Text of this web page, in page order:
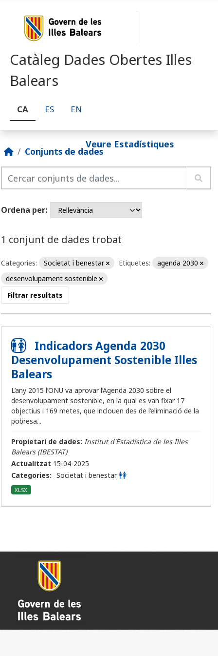
Catàleg Dades Obertes Illes
Balears
CA ES EN
Veure Estadístiques
Conjunts de dades
Ordena per
1 conjunt de dades trobat
Categories: Societat i benestar Etiquetes:
agenda 2030
desenvolupament sostenible
Filtrar resultats
Indicadors Agenda 2030
Desenvolupament Sostenible Illes
Balears
L’any 2015 l’ONU va aprovar l’Agenda 2030 sobre el
desenvolupament sostenible, en la qual es van fixar 17
objectius i 169 metes, que inclouen des de l’eliminació de la
pobresa...
Propietari de dades: Institut d'Estadística de les Illes
Balears (IBESTAT)
Actualitzat 15-04-2025
Categories: Societat i benestar
XLSX